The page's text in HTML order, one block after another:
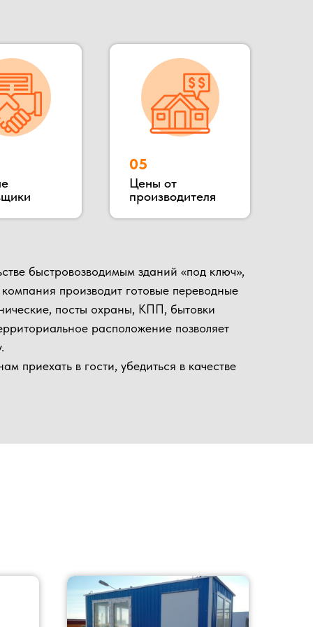
зданий «под ключ»,
готовые переводные
охраны, КПП, бытовки
расположение позволяет
убедиться в качестве